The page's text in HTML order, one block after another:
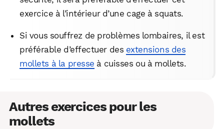
exercice à l’intérieur d’une cage à squats.
Si vous souffrez de problèmes lombaires, il est
préférable d’effectuer des extensions des
mollets à la presse à cuisses ou à mollets.
Autres exercices pour les
mollets